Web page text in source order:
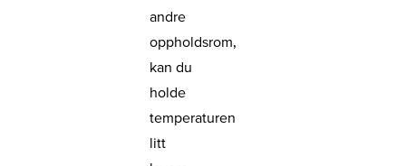
andre
oppholdsrom,
kan du
holde
temperaturen
litt